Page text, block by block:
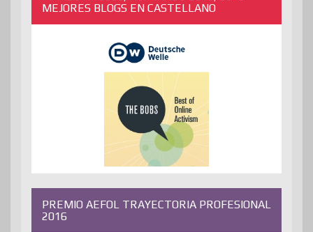
MEJORES BLOGS EN CASTELLANO
PREMIO AEFOL TRAYECTORIA PROFESIONAL
2016